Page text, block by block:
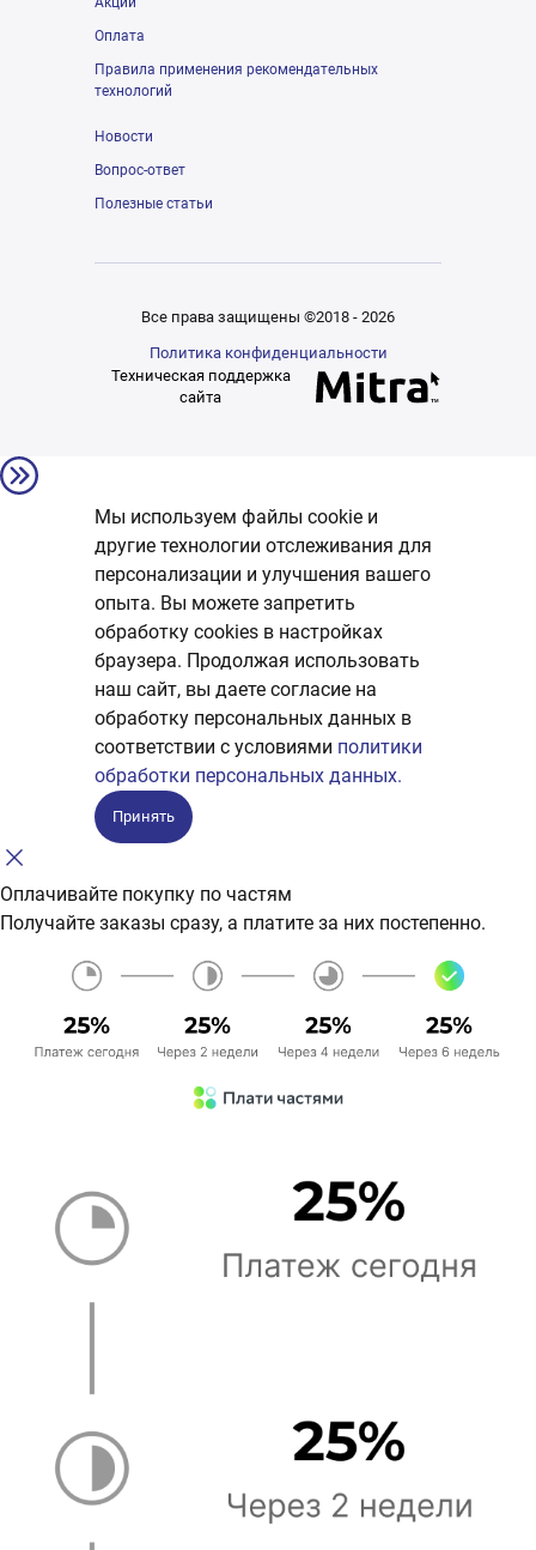
Оплата
Правила применения рекомендательных
технологий
Новости
Вопрос-ответ
Полезные статьи
Все права защищены ©2018 - 2026
Политика конфиденциальности
Техническая поддержка
сайта
Мы используем файлы cookie и
другие технологии отслеживания для
персонализации и улучшения вашего
опыта. Вы можете запретить
обработку сookies в настройках
браузера. Продолжая использовать
наш сайт, вы даете согласие на
обработку персональных данных в
соответствии с условиями политики
обработки персональных данных.
Принять
Оплачивайте покупку по частям
Получайте заказы сразу, а платите за них постепенно.